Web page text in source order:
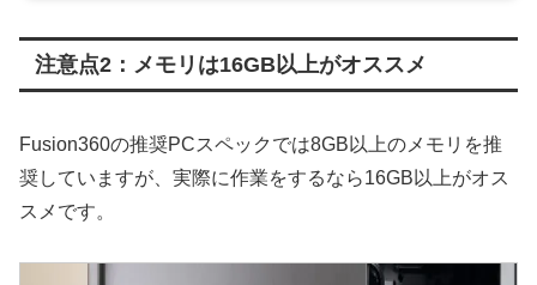
注意点2：メモリは16GB以上がオススメ
Fusion360の推奨PCスペックでは8GB以上のメモリを推
奨していますが、実際に作業をするなら16GB以上がオス
スメです。